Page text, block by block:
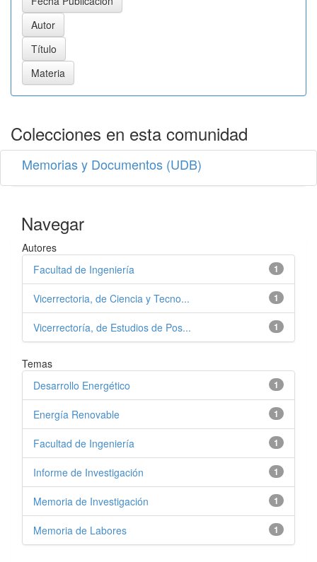
Colecciones en esta comunidad
Memorias y Documentos (UDB)
Navegar
Autores
1
Facultad de Ingeniería
1
Vicerrectoria, de Ciencia y Tecno...
1
Vicerrectoría, de Estudios de Pos...
Temas
1
Desarrollo Energético
1
Energía Renovable
1
Facultad de Ingeniería
1
Informe de Investigación
1
Memoria de Investigación
1
Memoria de Labores